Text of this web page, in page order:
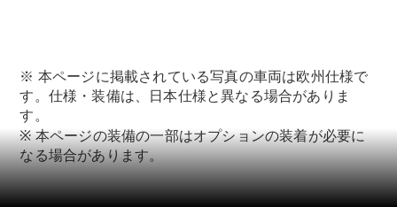
EQS
SUV
電気
Maybach
EQS SUV
電気
GLA
GLB
※ 本ページに掲載されている写真の車両は欧州仕様で
す。仕様・装備は、日本仕様と異なる場合がありま
す。
※ 本ページの装備の一部はオプションの装着が必要に
なる場合があります。